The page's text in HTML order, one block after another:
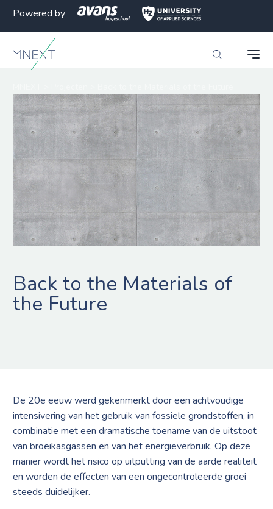
Powered by
Back to the Materials of
the Future
De 20e eeuw werd gekenmerkt door een achtvoudige
intensivering van het gebruik van fossiele grondstoffen, in
combinatie met een dramatische toename van de uitstoot
van broeikasgassen en van het energieverbruik. Op deze
manier wordt het risico op uitputting van de aarde realiteit
en worden de effecten van een ongecontroleerde groei
steeds duidelijker.